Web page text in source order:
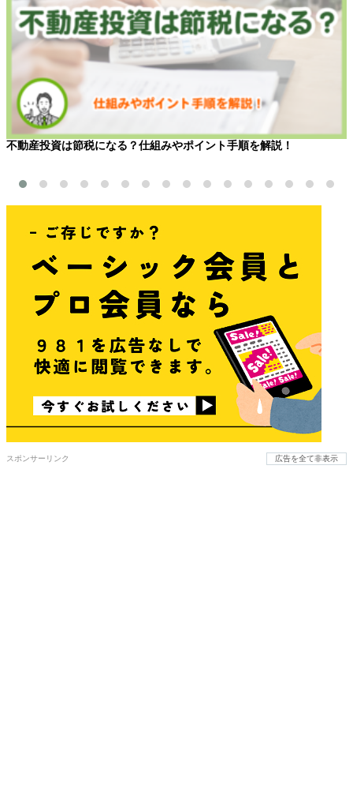
不動産投資は節税になる？仕組みやポイント手順を解説！
スポンサーリンク 広告を全て非表示